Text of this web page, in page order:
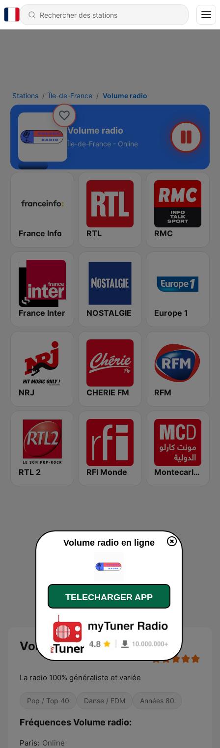
Stations Île-de-France Volume radio
Volume radio
Île-de-France - Online
France Info RTL RMC
France Inter NOSTALGIE Europe 1
NRJ CHERIE FM RFM
RTL 2 RFI Monde Montecarlo al doualiya (مونت كارلو الدولية)
Volume radio
La radio 100% généraliste et variée
Pop / Top 40 Danse / EDM Années 80
Fréquences Volume radio:
Paris: Online
Volume radio en ligne
TELECHARGER APP